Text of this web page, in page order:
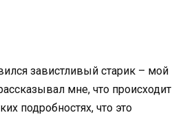
завистливый старик – мой
мне, что происходит
подробностях, что это